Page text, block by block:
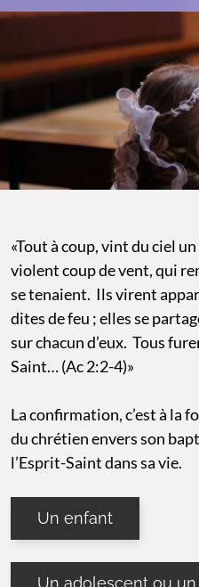
«Tout à coup, vint du ciel
violent coup de vent, qui
se tenaient. Ils virent
dites de feu ; elles se
sur chacun d’eux. Tous
Saint… (Ac 2:2-4)»
La confirmation, c’est à la
du chrétien envers son
l’Esprit-Saint dans sa vie.
Un enfant
Un adolescent ou